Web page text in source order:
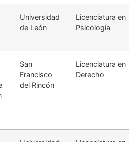
Universidad
de León
Licenciatura en
Psicología
San
Francisco
del Rincón
Licenciatura en
Derecho